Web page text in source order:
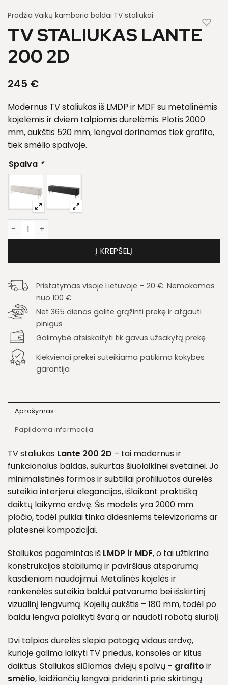
Pradžia Vaikų kambario baldai TV staliukai
TV STALIUKAS LANTE
200 2D
245 €
Modernus TV staliukas iš LMDP ir MDF su metalinėmis
kojelėmis ir dviem talpiomis durelėmis. Plotis 2000
mm, aukštis 520 mm, lengvai derinamas tiek grafito,
tiek smėlio spalvoje.
Spalva *
produkto kiekis: Tv staliukas Lante 200 2D
Į KREPŠELĮ
Pristatymas visoje Lietuvoje – 20 €. Nemokamas
nuo 100 €
Net 365 dienas galite grąžinti prekę ir atgauti
pinigus
Galimybė atsiskaityti tik gavus užsakytą prekę
Kiekvienai prekei suteikiama patikima kokybės
garantija
Aprašymas
Papildoma informacija
TV staliukas Lante 200 2D – tai modernus ir
funkcionalus baldas, sukurtas šiuolaikinei svetainei. Jo
minimalistinės formos ir subtiliai profiliuotos durelės
suteikia interjerui elegancijos, išlaikant praktišką
daiktų laikymo erdvę. Šis modelis yra 2000 mm
pločio, todėl puikiai tinka didesniems televizoriams ar
platesnei kompozicijai.
Staliukas pagamintas iš LMDP ir MDF, o tai užtikrina
konstrukcijos stabilumą ir paviršiaus atsparumą
kasdieniam naudojimui. Metalinės kojelės ir
rankenėlės suteikia baldui patvarumo bei išskirtinį
vizualinį lengvumą. Kojelių aukštis – 180 mm, todėl po
baldu lengva palaikyti švarą ar naudoti robotą siurblį.
Dvi talpios durelės slepia patogią vidaus erdvę,
kurioje galima laikyti TV priedus, konsoles ar kitus
daiktus. Staliukas siūlomas dviejų spalvų – grafito ir
smėlio, leidžiančių lengvai priderinti prie skirtingų